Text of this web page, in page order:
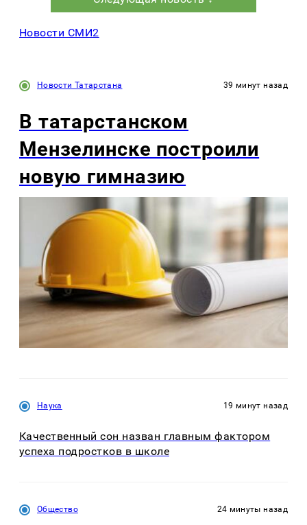
Новости СМИ2
Новости Татарстана 39 минут назад
В татарстанском
Мензелинске построили
новую гимназию
Наука 19 минут назад
Качественный сон назван главным фактором
успеха подростков в школе
Общество 24 минуты назад